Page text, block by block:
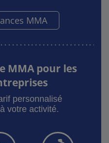
MMA
MMA pour les
personnalisé
votre activité.